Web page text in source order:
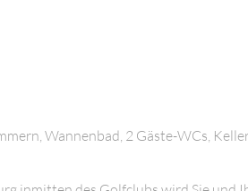
Wannenbad, 2 Gäste-WCs,